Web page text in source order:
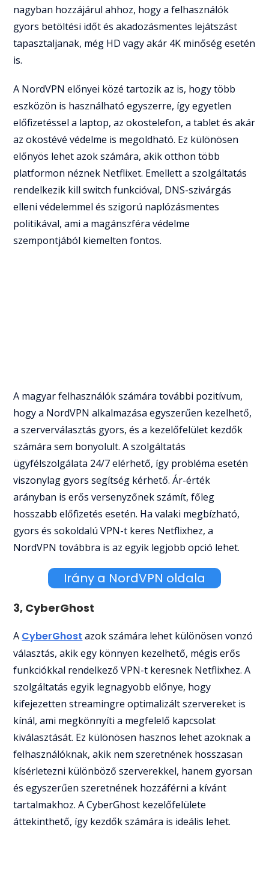
nagyban hozzájárul ahhoz, hogy a felhasználók
gyors betöltési időt és akadozásmentes lejátszást
tapasztaljanak, még HD vagy akár 4K minőség esetén
is.
A NordVPN előnyei közé tartozik az is, hogy több
eszközön is használható egyszerre, így egyetlen
előfizetéssel a laptop, az okostelefon, a tablet és akár
az okostévé védelme is megoldható. Ez különösen
előnyös lehet azok számára, akik otthon több
platformon néznek Netflixet. Emellett a szolgáltatás
rendelkezik kill switch funkcióval, DNS-szivárgás
elleni védelemmel és szigorú naplózásmentes
politikával, ami a magánszféra védelme
szempontjából kiemelten fontos.
A magyar felhasználók számára további pozitívum,
hogy a NordVPN alkalmazása egyszerűen kezelhető,
a szerverválasztás gyors, és a kezelőfelület kezdők
számára sem bonyolult. A szolgáltatás
ügyfélszolgálata 24/7 elérhető, így probléma esetén
viszonylag gyors segítség kérhető. Ár-érték
arányban is erős versenyzőnek számít, főleg
hosszabb előfizetés esetén. Ha valaki megbízható,
gyors és sokoldalú VPN-t keres Netflixhez, a
NordVPN továbbra is az egyik legjobb opció lehet.
Irány a NordVPN oldala
3, CyberGhost
A CyberGhost azok számára lehet különösen vonzó
választás, akik egy könnyen kezelhető, mégis erős
funkciókkal rendelkező VPN-t keresnek Netflixhez. A
szolgáltatás egyik legnagyobb előnye, hogy
kifejezetten streamingre optimalizált szervereket is
kínál, ami megkönnyíti a megfelelő kapcsolat
kiválasztását. Ez különösen hasznos lehet azoknak a
felhasználóknak, akik nem szeretnének hosszasan
kísérletezni különböző szerverekkel, hanem gyorsan
és egyszerűen szeretnének hozzáférni a kívánt
tartalmakhoz. A CyberGhost kezelőfelülete
áttekinthető, így kezdők számára is ideális lehet.